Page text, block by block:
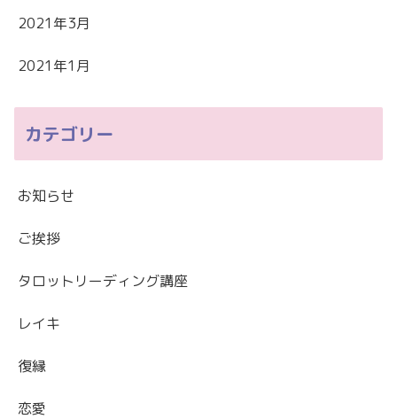
2021年3月
2021年1月
カテゴリー
お知らせ
ご挨拶
タロットリーディング講座
レイキ
復縁
恋愛